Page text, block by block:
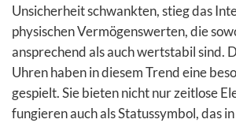
Unsicherheit schwankten, stieg das
physischen Vermögenswerten, die
ansprechend als auch wertstabil sind.
Uhren haben in diesem Trend eine
gespielt. Sie bieten nicht nur zeitlose
fungieren auch als Statussymbol, das in